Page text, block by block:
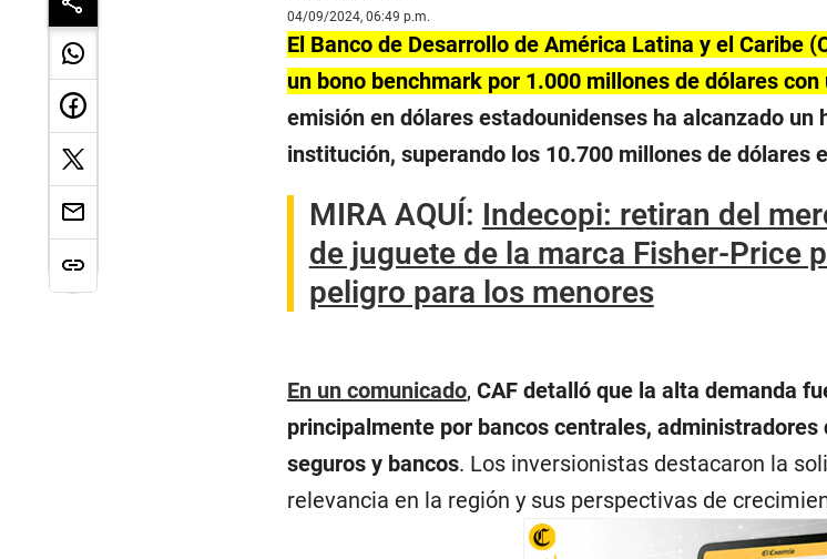
04/09/2024, 06:49 p.m.
El Banco de Desarrollo de América Latina y el Caribe
un bono benchmark por 1.000 millones de dólares con
emisión en dólares estadounidenses ha alcanzado un
institución, superando los 10.700 millones de dólares
MIRA AQUÍ: Indecopi: retiran del
de juguete de la marca Fisher-Price
peligro para los menores
En un comunicado, CAF detalló que la alta demanda
principalmente por bancos centrales, administradores
seguros y bancos. Los inversionistas destacaron la
relevancia en la región y sus perspectivas de